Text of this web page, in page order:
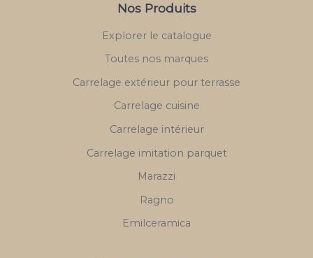
Nos Produits
Explorer le catalogue
Toutes nos marques
Carrelage extérieur pour terrasse
Carrelage cuisine
Carrelage intérieur
Carrelage imitation parquet
Marazzi
Ragno
Emilceramica